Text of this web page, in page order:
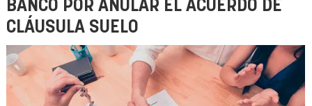
BANCO POR ANULAR EL ACUERDO DE
CLÁUSULA SUELO